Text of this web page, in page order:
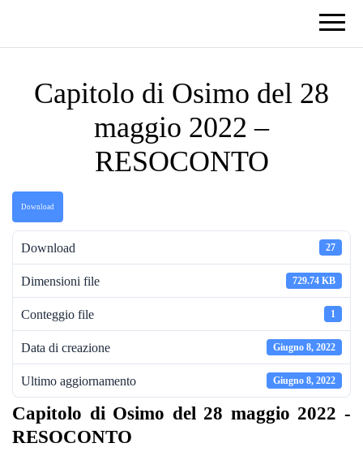
Capitolo di Osimo del 28
maggio 2022 –
RESOCONTO
Download
Download 27
Dimensioni file 729.74 KB
Conteggio file 1
Data di creazione Giugno 8, 2022
Ultimo aggiornamento Giugno 8, 2022
Capitolo di Osimo del 28 maggio 2022 -
RESOCONTO